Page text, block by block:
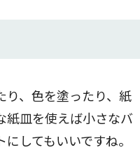
り、色を塗ったり、紙
紙皿を使えば小さなバ
してもいいですね。